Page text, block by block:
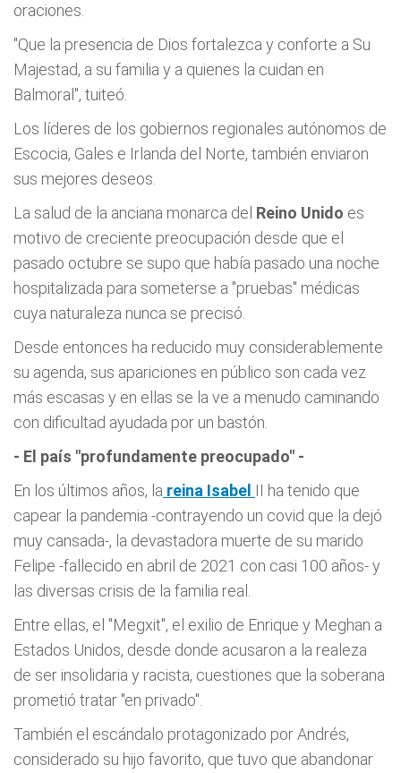
oraciones.
"Que la presencia de Dios fortalezca y conforte a Su
Majestad, a su familia y a quienes la cuidan en
Balmoral", tuiteó.
Los líderes de los gobiernos regionales autónomos de
Escocia, Gales e Irlanda del Norte, también enviaron
sus mejores deseos.
La salud de la anciana monarca del Reino Unido es
motivo de creciente preocupación desde que el
pasado octubre se supo que había pasado una noche
hospitalizada para someterse a "pruebas" médicas
cuya naturaleza nunca se precisó.
Desde entonces ha reducido muy considerablemente
su agenda, sus apariciones en público son cada vez
más escasas y en ellas se la ve a menudo caminando
con dificultad ayudada por un bastón.
- El país "profundamente preocupado" -
En los últimos años, la reina Isabel II ha tenido que
capear la pandemia -contrayendo un covid que la dejó
muy cansada-, la devastadora muerte de su marido
Felipe -fallecido en abril de 2021 con casi 100 años- y
las diversas crisis de la familia real.
Entre ellas, el "Megxit", el exilio de Enrique y Meghan a
Estados Unidos, desde donde acusaron a la realeza
de ser insolidaria y racista, cuestiones que la soberana
prometió tratar "en privado".
También el escándalo protagonizado por Andrés,
considerado su hijo favorito, que tuvo que abandonar